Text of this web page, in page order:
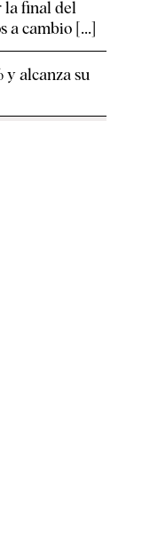
la final del
a cambio [...]
y alcanza su